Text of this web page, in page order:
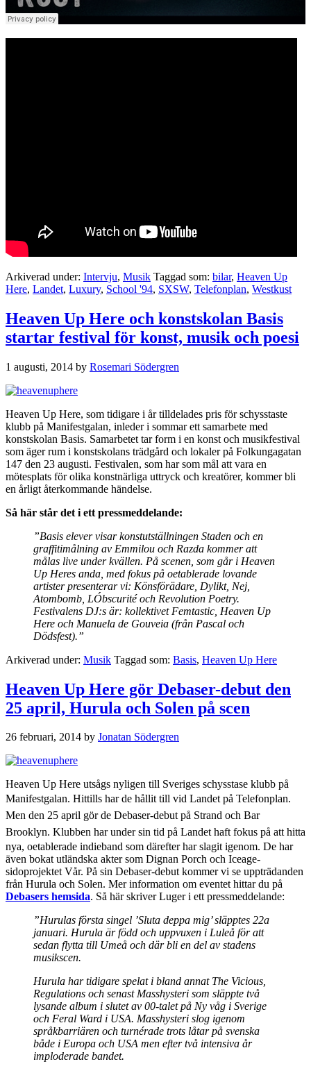
Arkiverad under: Intervju, Musik Taggad som: bilar, Heaven Up
Here, Landet, Luxury, School '94, SXSW, Telefonplan, Westkust
Heaven Up Here och konstskolan Basis
startar festival för konst, musik och poesi
1 augusti, 2014 by Rosemari Södergren
Heaven Up Here, som tidigare i år tilldelades pris för schysstaste
klubb på Manifestgalan, inleder i sommar ett samarbete med
konstskolan Basis. Samarbetet tar form i en konst och musikfestival
som äger rum i konstskolans trädgård och lokaler på Folkungagatan
147 den 23 augusti. Festivalen, som har som mål att vara en
mötesplats för olika konstnärliga uttryck och kreatörer, kommer bli
en årligt återkommande händelse.
Så här står det i ett pressmeddelande:
”Basis elever visar konstutställningen Staden och en
graffitimålning av Emmilou och Razda kommer att
målas live under kvällen. På scenen, som går i Heaven
Up Heres anda, med fokus på oetablerade lovande
artister presenterar vi: Könsförädare, Dylikt, Nej,
Atombomb, LÓbscurité och Revolution Poetry.
Festivalens DJ:s är: kollektivet Femtastic, Heaven Up
Here och Manuela de Gouveia (från Pascal och
Dödsfest).”
Arkiverad under: Musik Taggad som: Basis, Heaven Up Here
Heaven Up Here gör Debaser-debut den
25 april, Hurula och Solen på scen
26 februari, 2014 by Jonatan Södergren
Heaven Up Here utsågs nyligen till Sveriges schysstase klubb på
Manifestgalan. Hittills har de hållit till vid Landet på Telefonplan.
Men den 25 april gör de Debaser-debut på Strand och Bar
Brooklyn. Klubben har under sin tid på Landet haft fokus på att hitta
nya, oetablerade indieband som därefter har slagit igenom. De har
även bokat utländska akter som Dignan Porch och Iceage-
sidoprojektet Vår. På sin Debaser-debut kommer vi se uppträdanden
från Hurula och Solen. Mer information om eventet hittar du på
Debasers hemsida. Så här skriver Luger i ett pressmeddelande:
”Hurulas första singel ’Sluta deppa mig’ släpptes 22a
januari. Hurula är född och uppvuxen i Luleå för att
sedan flytta till Umeå och där bli en del av stadens
musikscen.
Hurula har tidigare spelat i bland annat The Vicious,
Regulations och senast Masshysteri som släppte två
lysande album i slutet av 00-talet på Ny våg i Sverige
och Feral Ward i USA. Masshysteri slog igenom
språkbarriären och turnérade trots låtar på svenska
både i Europa och USA men efter två intensiva år
imploderade bandet.